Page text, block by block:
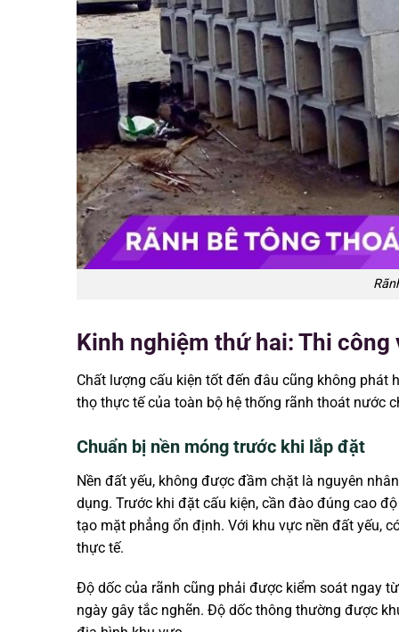
Kinh nghiệm thứ hai: Thi
Chất lượng cấu kiện tốt đến đâu cũng không phát
thọ thực tế của toàn bộ hệ thống rãnh thoát nước
Chuẩn bị nền móng trước khi lắp đặt
Nền đất yếu, không được đầm chặt là nguyên
dụng. Trước khi đặt cấu kiện, cần đào đúng cao
tạo mặt phẳng ổn định. Với khu vực nền đất yếu,
thực tế.
Độ dốc của rãnh cũng phải được kiểm soát ngay
ngày gây tắc nghẽn. Độ dốc thông thường được